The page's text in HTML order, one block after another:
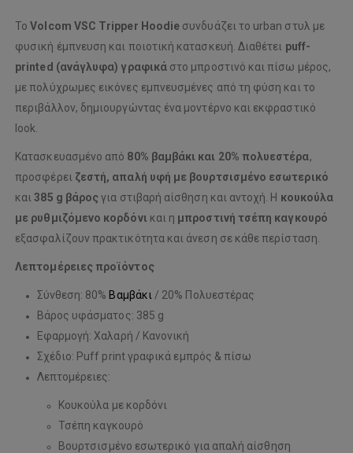
ΤοVolcom VSC Tripper Hoodie συνδυάζει το urban στυλ με
φυσική έμπνευση και ποιοτική κατασκευή. Διαθέτει puff-
printed (ανάγλυφα) γραφικάστο μπροστινό και πίσω μέρος,
με πολύχρωμες εικόνες εμπνευσμένες από τη φύση και το
περιβάλλον, δημιουργώντας ένα μοντέρνο και εκφραστικό
look.
Κατασκευασμένο από 80% βαμβάκι και 20% πολυεστέρα,
προσφέρει ζεστή, απαλή υφή με βουρτσισμένο εσωτερικό
και385 g βάροςγια στιβαρή αίσθηση και αντοχή. Η κουκούλα
με ρυθμιζόμενο κορδόνι και η μπροστινή τσέπη καγκουρό
εξασφαλίζουν πρακτικότητα και άνεση σε κάθε περίσταση.
Λεπτομέρειες προϊόντος
Σύνθεση: 80%Βαμβάκι / 20% Πολυεστέρας
Βάρος υφάσματος: 385 g
Εφαρμογή: Χαλαρή / Κανονική
Σχέδιο: Puff print γραφικά εμπρός & πίσω
Λεπτομέρειες:
Κουκούλα με κορδόνι
Τσέπη καγκουρό
Βουρτσισμένο εσωτερικό για απαλή αίσθηση